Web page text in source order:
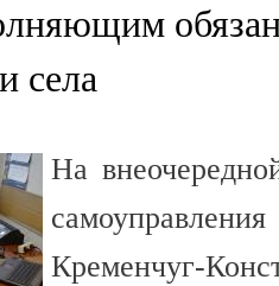
села
На
Кременчуг-